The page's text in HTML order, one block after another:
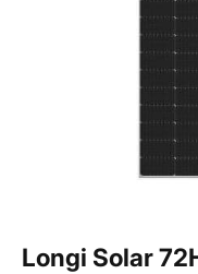
Longi Solar